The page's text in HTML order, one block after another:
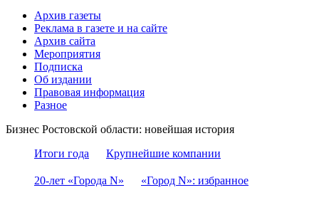
Архив газеты
Реклама в газете и на сайте
Архив сайта
Мероприятия
Подписка
Об издании
Правовая информация
Разное
Бизнес Ростовской области: новейшая история
Итоги года
Крупнейшие компании
20-лет «Города N» «Город N»: избранное